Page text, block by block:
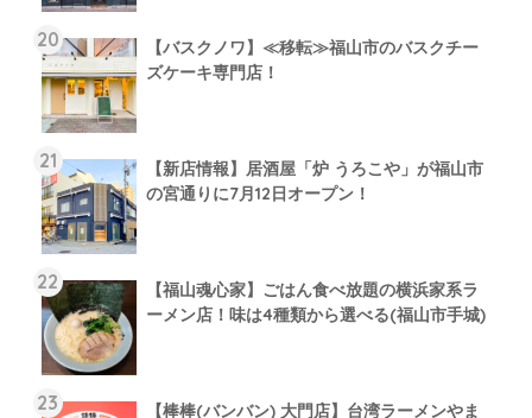
【バスクノワ】≪移転≫福山市のバスクチー
ズケーキ専門店！
【新店情報】居酒屋「炉 うろこや」が福山市
の宮通りに7月12日オープン！
【福山魂心家】ごはん食べ放題の横浜家系ラ
ーメン店！味は4種類から選べる(福山市手城)
【棒棒(バンバン) 大門店】台湾ラーメンやま